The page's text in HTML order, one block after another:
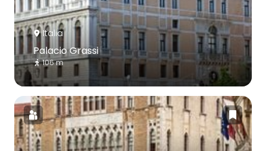
Italia
Palacio Grassi
106 m